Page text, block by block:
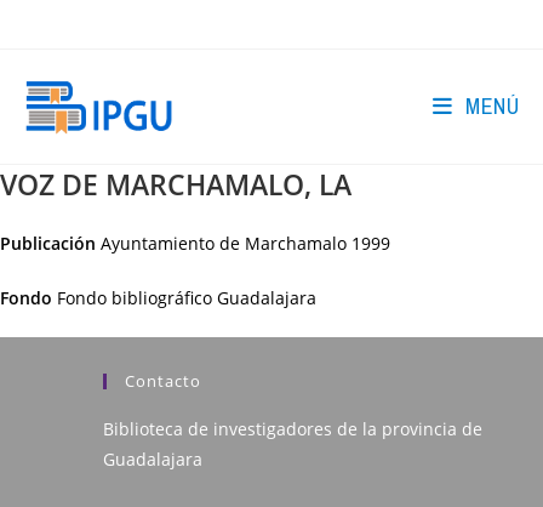
MENÚ
VOZ DE MARCHAMALO, LA
Publicación Ayuntamiento de Marchamalo 1999
Fondo Fondo bibliográfico Guadalajara
Contacto
Biblioteca de investigadores de la provincia de
Guadalajara